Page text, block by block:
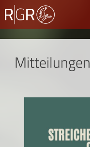
Mitteilungen